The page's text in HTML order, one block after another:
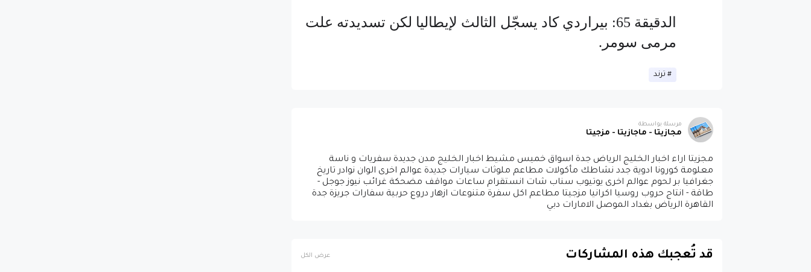
الدقيقة 65: بيراردي كاد يسجّل الثالث لإيطاليا لكن تسديدته علت
مرمى سومر.
ترند
مرسلة بواسطة
مجازيتا - ماجازيتا - مزجيتا
مجزيتا اراء اخبار الخليج الرياض جدة اسواق خميس مشيط اخبار الخليج مدن جديدة سفريات و ناسة
معلومة كورونا ادوية جدد نشاطك مأكولات مطاعم ملوثات سيارات جديدة عوالم اخرى الوان نوادر تاريخ
جغرافيا بر لحوم عوالم اخرى يوتيوب سناب شات انستقرام ساعات مواقف مضحكة غرائب نيوز جوجل -
طاقة - انتاج حروب روسيا اكرانيا مزجيتا مطاعم اكل سفرة متنوعات ازهار دروع حربية سفارات جريزة جدة
القاهرة الرياض بغداد الموصل الامارات دبي
قد تُعجبك هذه المشاركات عرض الكل